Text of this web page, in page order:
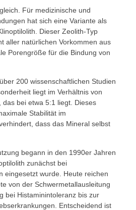
Für medizinische und
hat sich eine Variante als
Dieser Zeolith-Typ
aller natürlichen Vorkommen aus
Porengröße für die Bindung von
200 wissenschaftlichen Studien
liegt im Verhältnis von
das bei etwa 5:1 liegt. Dieses
Stabilität im
dass das Mineral selbst
begann in den 1990er Jahren
zunächst bei
eingesetzt wurde. Heute reichen
von der Schwermetallausleitung
bei Histaminintoleranz bis zur
Entscheidend ist